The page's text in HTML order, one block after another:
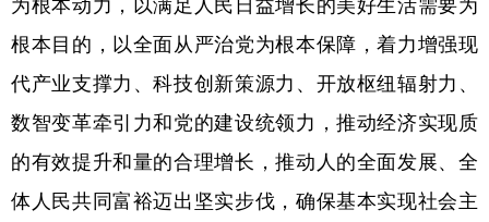
根本目的，以全面从严治党为根本保障，着力增强现
代产业支撑力、科技创新策源力、开放枢纽辐射力、
数智变革牵引力和党的建设统领力，推动经济实现质
的有效提升和量的合理增长，推动人的全面发展、全
体人民共同富裕迈出坚实步伐，确保基本实现社会主